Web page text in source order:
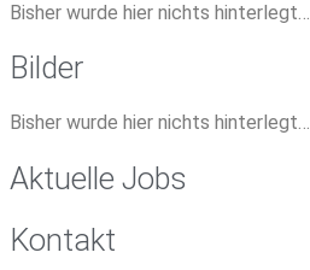
Bisher wurde hier nichts hinterlegt…
Bilder
Bisher wurde hier nichts hinterlegt…
Aktuelle Jobs
Kontakt